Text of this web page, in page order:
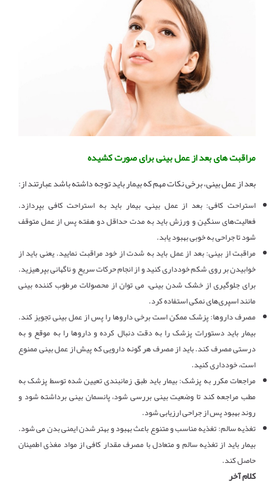
مراقبت های بعد از عمل بینی برای صورت کشیده
بعد از عمل بینی، برخی نکات مهم که بیمار باید توجه داشته باشد عبارتند از:
استراحت کافی: بعد از عمل بینی، بیمار باید به استراحت کافی بپردازد.
فعالیت‌های سنگین و ورزش باید به مدت حداقل دو هفته پس از عمل متوقف
شود تا جراحی به خوبی بهبود یابد.
مراقبت از بینی: بعد از عمل باید به شدت از خود مراقبت نمایید. یعنی باید از
خوابیدن بر روی شکم خودداری کنید و از انجام حرکات سریع و ناگهانی بپرهیزید.
برای جلوگیری از خشک شدن بینی، می توان از محصولات مرطوب کننده بینی
مانند اسپری‌های نمکی استفاده کرد.
مصرف داروها: پزشک ممکن است برخی داروها را پس از عمل بینی تجویز کند.
بیمار باید دستورات پزشک را به دقت دنبال کرده و داروها را به موقع و به
درستی مصرف کند. باید از مصرف هر گونه دارویی که پیش از عمل بینی ممنوع
است، خودداری کنید.
مراجعات مکرر به پزشک: بیمار باید طبق زمانبندی تعیین شده توسط پزشک به
مطب مراجعه کند تا وضعیت بینی بررسی شود، پانسمان بینی برداشته شود و
روند بهبود پس از جراحی ارزیابی شود.
تغذیه سالم: تغذیه مناسب و متنوع باعث بهبود و بهتر شدن ایمنی بدن می شود.
بیمار باید از تغذیه سالم و متعادل با مصرف مقدار کافی از مواد مغذی اطمینان
حاصل کند.
کلام آخر